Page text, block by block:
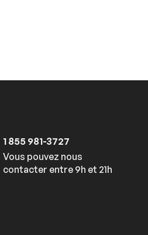
1 855 981-3727
Vous pouvez nous
contacter entre 9h et 21h